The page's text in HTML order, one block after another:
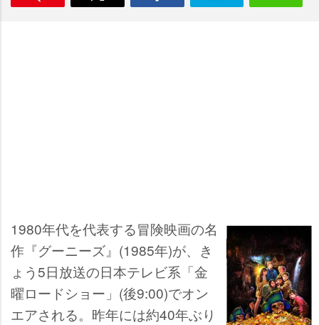
1980年代を代表する冒険映画の名
作『グーニーズ』(1985年)が、き
ょう5日放送の日本テレビ系「金
曜ロードショー」(後9:00)でオン
エアされる。昨年には約40年ぶり